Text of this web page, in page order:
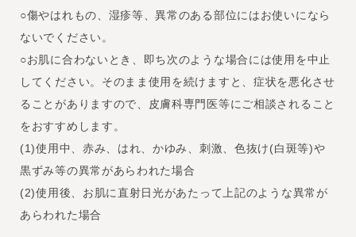
○傷やはれもの、湿疹等、異常のある部位にはお使いになら
ないでください。
○お肌に合わないとき、即ち次のような場合には使用を中止
してください。そのまま使用を続けますと、症状を悪化させ
ることがありますので、皮膚科専門医等にご相談されること
をおすすめします。
(1)使用中、赤み、はれ、かゆみ、刺激、色抜け(白斑等)や
黒ずみ等の異常があらわれた場合
(2)使用後、お肌に直射日光があたって上記のような異常が
あらわれた場合